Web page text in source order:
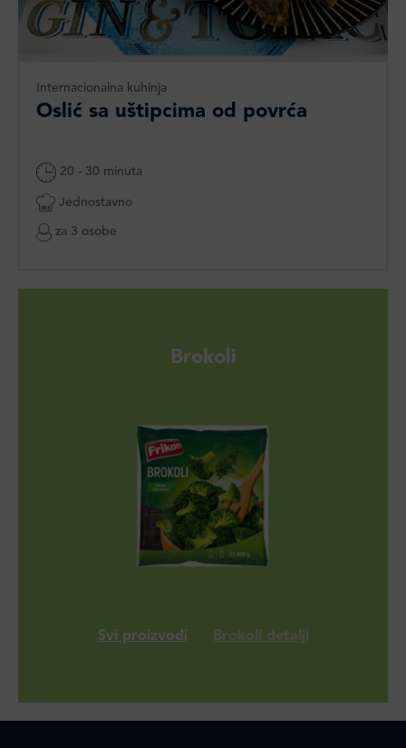
Internacionalna kuhinja
Oslić sa uštipcima od povrća
20 - 30 minuta
Jednostavno
za 3 osobe
Brokoli
Svi proizvodi Brokoli detalji